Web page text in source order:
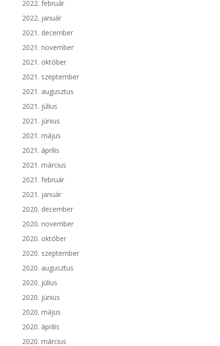
2022. február
2022. január
2021. december
2021. november
2021. október
2021. szeptember
2021. augusztus
2021. július
2021. június
2021. május
2021. április
2021. március
2021. február
2021. január
2020. december
2020. november
2020. október
2020. szeptember
2020. augusztus
2020. július
2020. június
2020. május
2020. április
2020. március